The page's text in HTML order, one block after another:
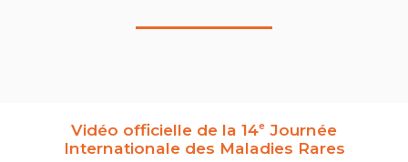
Vidéo officielle de la 14e Journée
Internationale des Maladies Rares